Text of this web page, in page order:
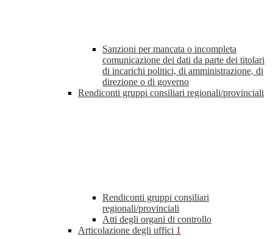
Sanzioni per mancata o incompleta
comunicazione dei dati da parte dei titolari
di incarichi politici, di amministrazione, di
direzione o di governo
Rendiconti gruppi consiliari regionali/provinciali
Rendiconti gruppi consiliari
regionali/provinciali
Atti degli organi di controllo
Articolazione degli uffici 1